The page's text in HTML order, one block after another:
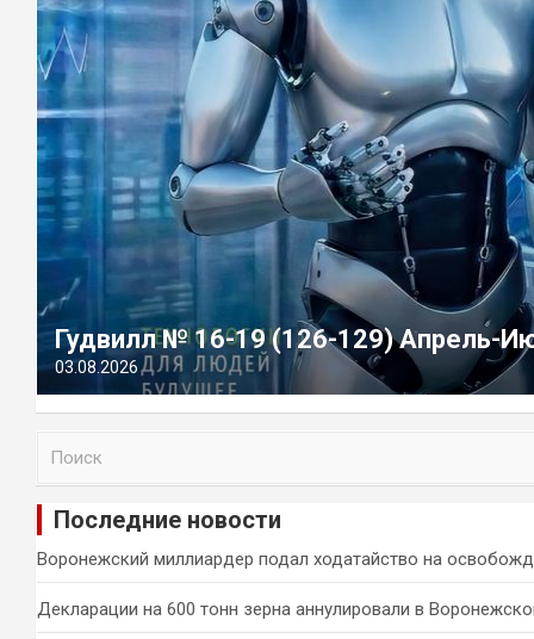
Гудвилл № 16-19 (126-129) Апрель-
03.08.2026
и
Последние новости
Воронежский миллиардер подал ходатайство на
Декларации на 600 тонн зерна аннулировали в